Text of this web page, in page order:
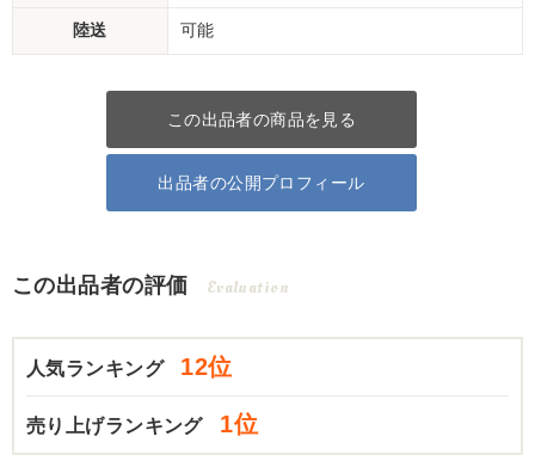
陸送 可能
この出品者の商品を見る
出品者の公開プロフィール
この出品者の評価 Evaluation
人気ランキング 12位
売り上げランキング 1位